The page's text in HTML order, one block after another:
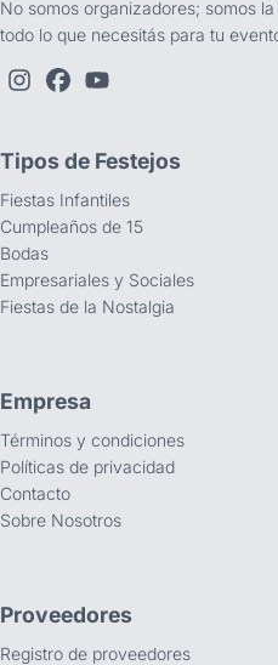
No somos organizadores; somos
todo lo que necesitás para tu
Tipos de Festejos
Fiestas Infantiles
Cumpleaños de 15
Bodas
Empresariales y Sociales
Fiestas de la Nostalgia
Empresa
Términos y condiciones
Políticas de privacidad
Contacto
Sobre Nosotros
Proveedores
Registro de proveedores